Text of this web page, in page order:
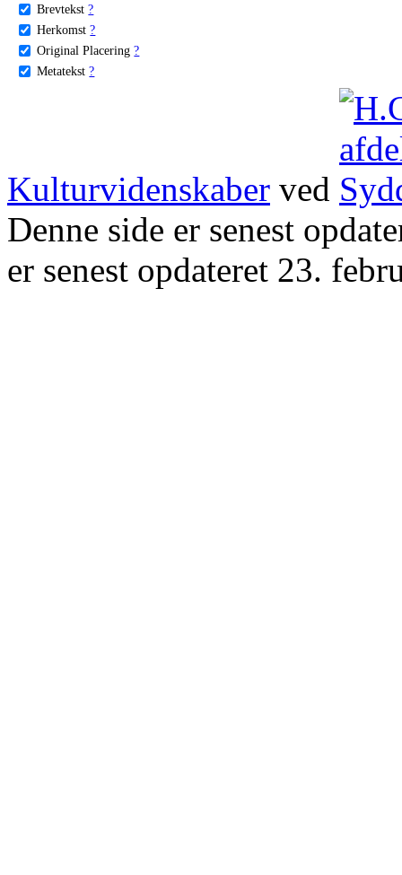
Brevtekst ?
Herkomst ?
Original Placering ?
Metatekst ?
Kulturvidenskaber ved
Denne side er senest
er senest opdateret 23.